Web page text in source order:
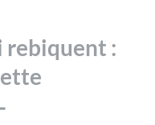
rebiquent :